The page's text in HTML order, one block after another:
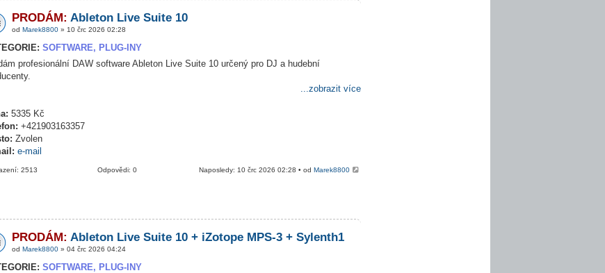
PRODÁM: Ableton Live Suite 10
od Marek8800 » 10 črc 2026 02:28
SOFTWARE, PLUG-INY
profesionální DAW software Ableton Live Suite 10 určený pro DJ a hudební
...zobrazit více
5335 Kč
+421903163357
Zvolen
e-mail
Naposledy: 10 črc 2026 02:28 • odMarek8800
Odpovědi: 0
2513
PRODÁM: Ableton Live Suite 10 + iZotope MPS-3 + Sylenth1
od Marek8800 » 04 črc 2026 04:24
SOFTWARE, PLUG-INY